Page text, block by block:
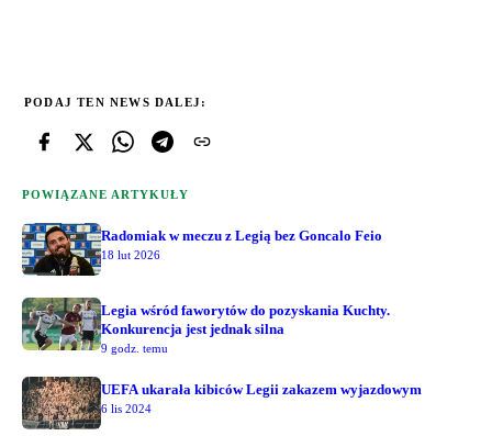
PODAJ TEN NEWS DALEJ:
POWIĄZANE ARTYKUŁY
Radomiak w meczu z Legią bez Goncalo Feio
18 lut 2026
Legia wśród faworytów do pozyskania Kuchty.
Konkurencja jest jednak silna
9 godz. temu
UEFA ukarała kibiców Legii zakazem wyjazdowym
6 lis 2024